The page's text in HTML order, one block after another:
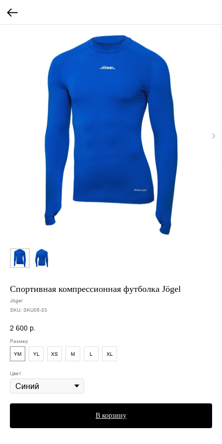
Спортивная компрессионная футболка Jögel
Jögel
SKU: SKU05-33
2 600 р.
Размер
YM
YL XS M L XL
Цвет
В корзину